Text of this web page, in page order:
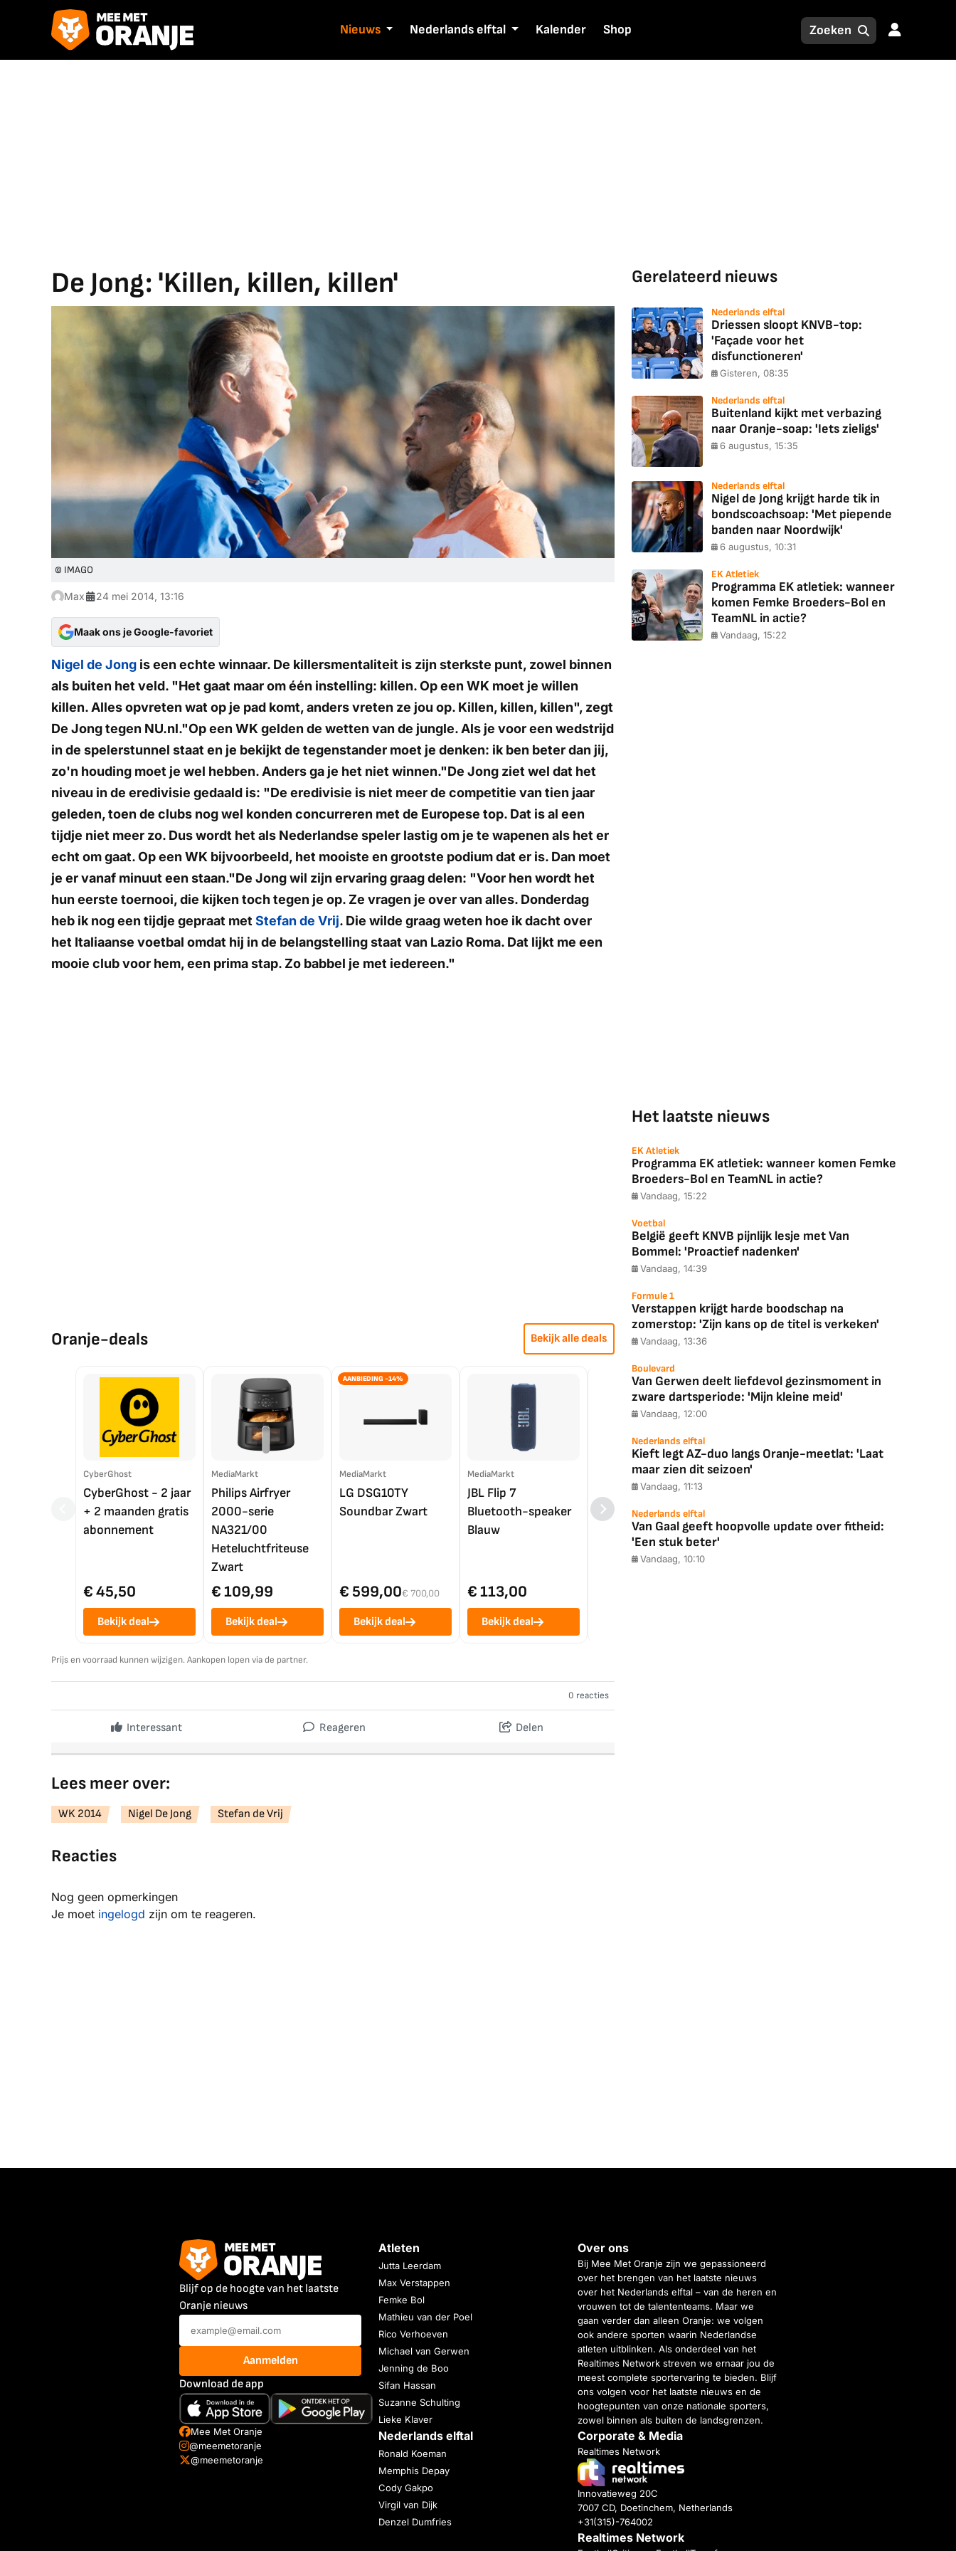
Nieuws Nederlands elftal Kalender Shop
De Jong: 'Killen, killen, killen'
© IMAGO
Max 24 mei 2014, 13:16
Maak ons je Google-favoriet
Nigel de Jong is een echte winnaar. De killersmentaliteit is zijn sterkste punt, zowel binnen
als buiten het veld. "Het gaat maar om één instelling: killen. Op een WK moet je willen
killen. Alles opvreten wat op je pad komt, anders vreten ze jou op. Killen, killen, killen", zegt
De Jong tegen NU.nl."Op een WK gelden de wetten van de jungle. Als je voor een wedstrijd
in de spelerstunnel staat en je bekijkt de tegenstander moet je denken: ik ben beter dan jij,
zo'n houding moet je wel hebben. Anders ga je het niet winnen."De Jong ziet wel dat het
niveau in de eredivisie gedaald is: "De eredivisie is niet meer de competitie van tien jaar
geleden, toen de clubs nog wel konden concurreren met de Europese top. Dat is al een
tijdje niet meer zo. Dus wordt het als Nederlandse speler lastig om je te wapenen als het er
echt om gaat. Op een WK bijvoorbeeld, het mooiste en grootste podium dat er is. Dan moet
je er vanaf minuut een staan."De Jong wil zijn ervaring graag delen: "Voor hen wordt het
hun eerste toernooi, die kijken toch tegen je op. Ze vragen je over van alles. Donderdag
heb ik nog een tijdje gepraat met Stefan de Vrij. Die wilde graag weten hoe ik dacht over
het Italiaanse voetbal omdat hij in de belangstelling staat van Lazio Roma. Dat lijkt me een
mooie club voor hem, een prima stap. Zo babbel je met iedereen."
Oranje-deals Bekijk alle deals
CyberGhost
CyberGhost - 2 jaar
+ 2 maanden gratis
abonnement
€ 45,50
Bekijk deal
MediaMarkt
Philips Airfryer
2000-serie
NA321/00
Heteluchtfriteuse
Zwart
€ 109,99
Bekijk deal
AANBIEDING -14%
MediaMarkt
LG DSG10TY
Soundbar Zwart
€ 599,00€ 700,00
Bekijk deal
MediaMarkt
JBL Flip 7
Bluetooth-speaker
Blauw
€ 113,00
Bekijk deal
LG OLED55C56LB
4K TV (2025)
Coolblue
Prijs en voorraad kunnen wijzigen. Aankopen lopen via de partner.
0 reacties
Interessant Reageren Delen
Lees meer over:
WK 2014 Nigel De Jong Stefan de Vrij
Reacties
Nog geen opmerkingen
Je moet ingelogd zijn om te reageren.
Gerelateerd nieuws
Nederlands elftal
Driessen sloopt KNVB-top:
'Façade voor het
disfunctioneren'
Gisteren, 08:35
Nederlands elftal
Buitenland kijkt met verbazing
naar Oranje-soap: 'Iets zieligs'
6 augustus, 15:35
Nederlands elftal
Nigel de Jong krijgt harde tik in
bondscoachsoap: 'Met piepende
banden naar Noordwijk'
6 augustus, 10:31
EK Atletiek
Programma EK atletiek: wanneer
komen Femke Broeders-Bol en
TeamNL in actie?
Vandaag, 15:22
Het laatste nieuws
EK Atletiek
Programma EK atletiek: wanneer komen Femke
Broeders-Bol en TeamNL in actie?
Vandaag, 15:22
Voetbal
België geeft KNVB pijnlijk lesje met Van
Bommel: 'Proactief nadenken'
Vandaag, 14:39
Formule 1
Verstappen krijgt harde boodschap na
zomerstop: 'Zijn kans op de titel is verkeken'
Vandaag, 13:36
Boulevard
Van Gerwen deelt liefdevol gezinsmoment in
zware dartsperiode: 'Mijn kleine meid'
Vandaag, 12:00
Nederlands elftal
Kieft legt AZ-duo langs Oranje-meetlat: 'Laat
maar zien dit seizoen'
Vandaag, 11:13
Nederlands elftal
Van Gaal geeft hoopvolle update over fitheid:
'Een stuk beter'
Vandaag, 10:10
Blijf op de hoogte van het laatste
Oranje nieuws
Aanmelden
Download de app
Mee Met Oranje
@meemetoranje
@meemetoranje
Atleten
Jutta Leerdam
Max Verstappen
Femke Bol
Mathieu van der Poel
Rico Verhoeven
Michael van Gerwen
Jenning de Boo
Sifan Hassan
Suzanne Schulting
Lieke Klaver
Nederlands elftal
Ronald Koeman
Memphis Depay
Cody Gakpo
Virgil van Dijk
Denzel Dumfries
Over ons
Bij Mee Met Oranje zijn we gepassioneerd
over het brengen van het laatste nieuws
over het Nederlands elftal – van de heren en
vrouwen tot de talententeams. Maar we
gaan verder dan alleen Oranje: we volgen
ook andere sporten waarin Nederlandse
atleten uitblinken. Als onderdeel van het
Realtimes Network streven we ernaar jou de
meest complete sportervaring te bieden. Blijf
ons volgen voor het laatste nieuws en de
hoogtepunten van onze nationale sporters,
zowel binnen als buiten de landsgrenzen.
Corporate & Media
Realtimes Network
Innovatieweg 20C
7007 CD, Doetinchem, Netherlands
+31(315)-764002
Realtimes Network